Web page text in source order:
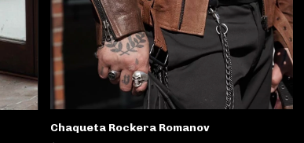
Chaqueta Rockera Romanov